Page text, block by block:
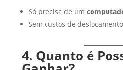
Só precisa de um
Sem custos de
4. Quanto é